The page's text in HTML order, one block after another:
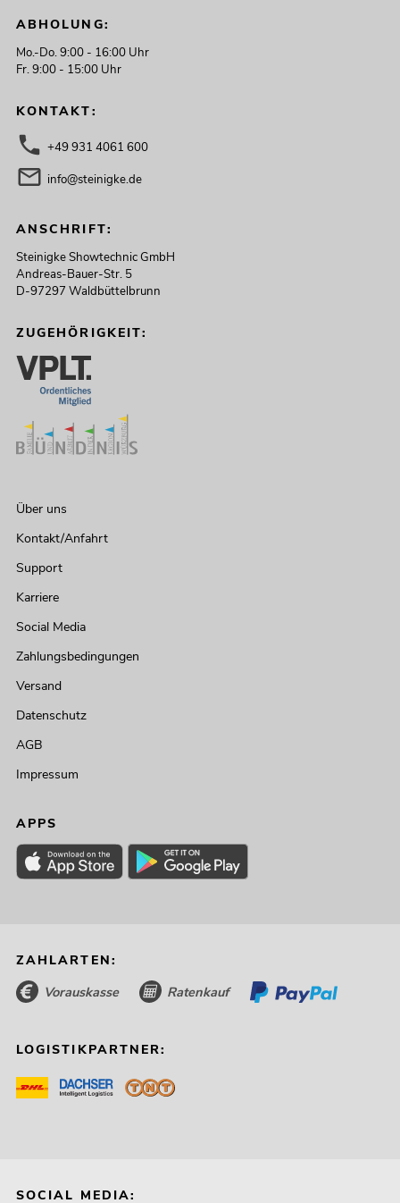
ABHOLUNG:
Mo.-Do. 9:00 - 16:00 Uhr
Fr. 9:00 - 15:00 Uhr
KONTAKT:
+49 931 4061 600
info@steinigke.de
ANSCHRIFT:
Steinigke Showtechnic GmbH
Andreas-Bauer-Str. 5
D-97297 Waldbüttelbrunn
ZUGEHÖRIGKEIT:
Über uns
Kontakt/Anfahrt
Support
Karriere
Social Media
Zahlungsbedingungen
Versand
Datenschutz
AGB
Impressum
APPS
ZAHLARTEN:
Vorauskasse Ratenkauf
LOGISTIKPARTNER:
SOCIAL MEDIA: